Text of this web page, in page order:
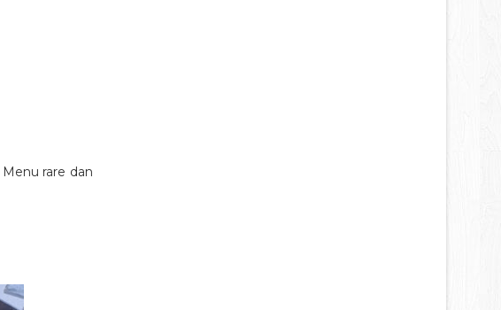
rare dan